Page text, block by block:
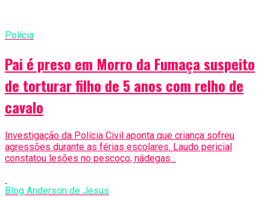
Polícia
Pai é preso em Morro da Fumaça suspeito
de torturar filho de 5 anos com relho de
cavalo
Investigação da Polícia Civil aponta que criança sofreu
agressões durante as férias escolares. Laudo pericial
constatou lesões no pescoço, nádegas...
Blog Anderson de Jesus